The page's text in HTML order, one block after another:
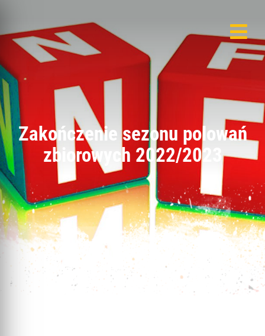
Zakończenie sezonu polowań
zbiorowych 2022/2023